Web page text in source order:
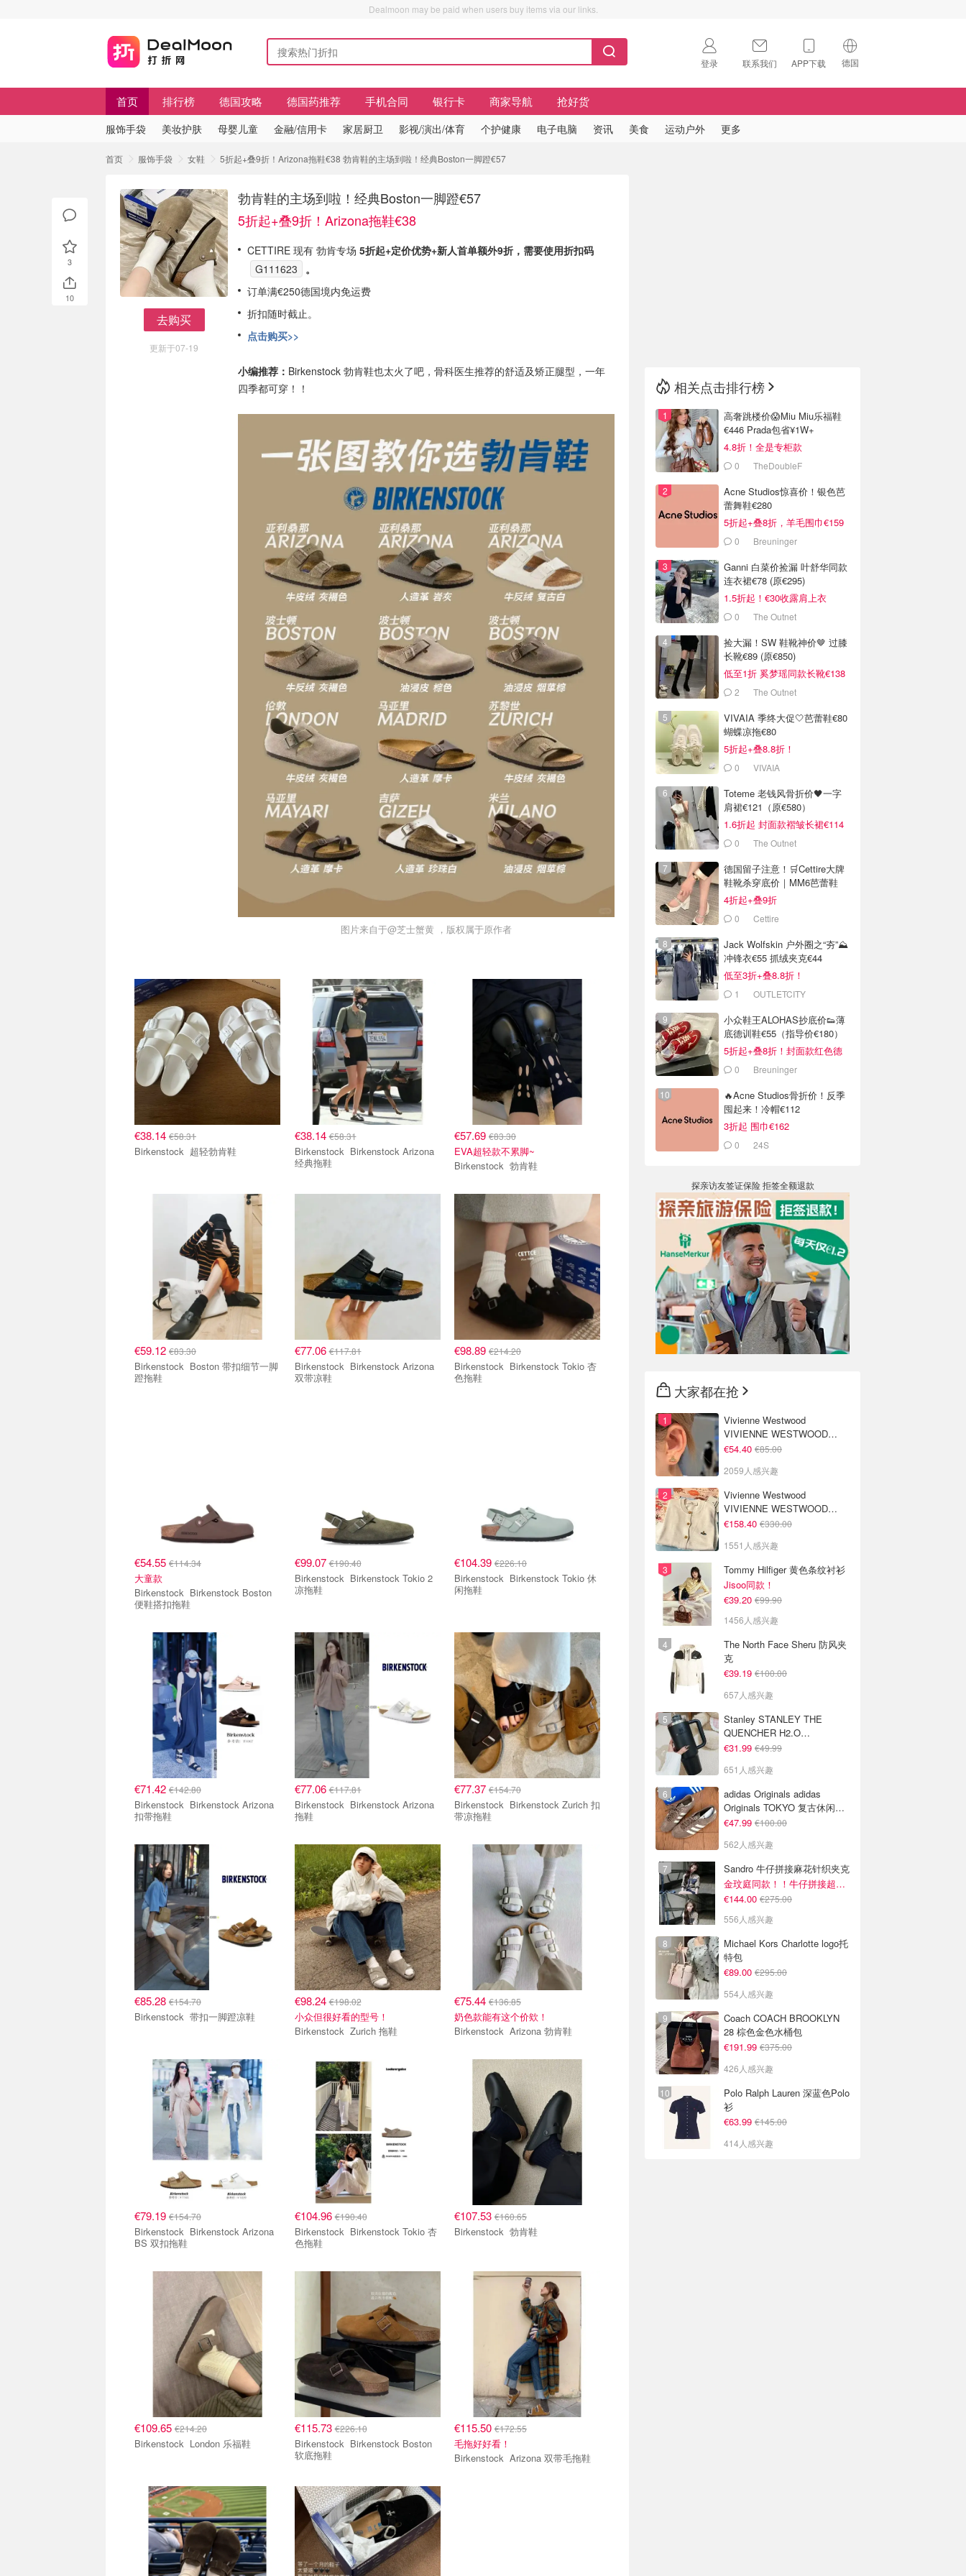
Dealmoon may be paid when users buy items via our links.
登录 联系我们 APP下载 德国
🇺🇸
首页 排行榜 德国攻略 德国药推荐 手机合同 银行卡 商家导航 抢好货
服饰手袋 美妆护肤 母婴儿童 金融/信用卡 家居厨卫 影视/演出/体育 个护健康 电子电脑 资讯 美食 运动户外 更多
首页 服饰手袋 女鞋 5折起+叠9折！Arizona拖鞋€38 勃肯鞋的主场到啦！经典Boston一脚蹬€57
去购买
更新于07-19
勃肯鞋的主场到啦！经典Boston一脚蹬€57
5折起+叠9折！Arizona拖鞋€38
CETTIRE 现有 勃肯专场 5折起+定价优势+新人首单额外9折，需要使用折扣码
G111623
。
订单满€250德国境内免运费
折扣随时截止。
点击购买>>
小编推荐： Birkenstock 勃肯鞋也太火了吧，骨科医生推荐的舒适及矫正腿型，一年
四季都可穿！！
图片来自于@芝士蟹黄 ，版权属于原作者
€38.14 €58.31
Birkenstock 超轻勃肯鞋
€38.14€58.31
Birkenstock Birkenstock Arizona
经典拖鞋
€57.69 €83.30
EVA超轻款不累脚~
Birkenstock 勃肯鞋
€59.12 €83.30
Birkenstock Boston 带扣细节一脚
蹬拖鞋
€77.06€117.81
Birkenstock Birkenstock Arizona
双带凉鞋
€98.89 €214.20
Birkenstock Birkenstock Tokio 杏
色拖鞋
€54.55 €114.34
大童款
Birkenstock Birkenstock Boston
便鞋搭扣拖鞋
€99.07€190.40
Birkenstock Birkenstock Tokio 2
凉拖鞋
€104.39 €226.10
Birkenstock Birkenstock Tokio 休
闲拖鞋
€71.42 €142.80
Birkenstock Birkenstock Arizona
扣带拖鞋
€77.06€117.81
Birkenstock Birkenstock Arizona
拖鞋
€77.37 €154.70
Birkenstock Birkenstock Zurich 扣
带凉拖鞋
€85.28 €154.70
Birkenstock 带扣一脚蹬凉鞋
€98.24€198.02
小众但很好看的型号！
Birkenstock Zurich 拖鞋
€75.44 €136.85
奶色款能有这个价欸！
Birkenstock Arizona 勃肯鞋
€79.19 €154.70
Birkenstock Birkenstock Arizona
BS 双扣拖鞋
€104.96€190.40
Birkenstock Birkenstock Tokio 杏
色拖鞋
€107.53 €160.65
Birkenstock 勃肯鞋
€109.65 €214.20
Birkenstock London 乐福鞋
€115.73€226.10
Birkenstock Birkenstock Boston
软底拖鞋
€115.50 €172.55
毛拖好好看！
Birkenstock Arizona 双带毛拖鞋
3
10
相关点击排行榜
高奢跳楼价😱Miu Miu乐福鞋
€446 Prada包省¥1W+
4.8折！全是专柜款
0 TheDoubleF
Acne Studios惊喜价！银色芭
蕾舞鞋€280
5折起+叠8折，羊毛围巾€159
0 Breuninger
Ganni 白菜价捡漏 叶舒华同款
连衣裙€78 (原€295)
1.5折起！€30收露肩上衣
0 The Outnet
捡大漏！SW 鞋靴神价🤎 过膝
长靴€89 (原€850)
低至1折 奚梦瑶同款长靴€138
2 The Outnet
VIVAIA 季终大促🤍芭蕾鞋€80
蝴蝶凉拖€80
5折起+叠8.8折！
0 VIVAIA
Toteme 老钱风骨折价🖤一字
肩裙€121（原€580）
1.6折起 封面款褶皱长裙€114
0 The Outnet
德国留子注意！🛒Cettire大牌
鞋靴杀穿底价｜MM6芭蕾鞋
€132
4折起+叠9折
0 Cettire
Jack Wolfskin 户外圈之“夯”⛰️
冲锋衣€55 抓绒夹克€44
低至3折+叠8.8折！
1
OUTLETCITY
小众鞋王ALOHAS抄底价👟薄
底德训鞋€55（指导价€180）
5折起+叠8折！封面款红色德
训鞋€63
0 Breuninger
🔥Acne Studios骨折价！反季
囤起来！冷帽€112
3折起 围巾€162
0 24S
探亲访友签证保险 拒签全额退款
大家都在抢
Vivienne Westwood
VIVIENNE WESTWOOD
Nano Solitaire 耳环
€54.40 €85.00
2059人感兴趣
Vivienne Westwood
VIVIENNE WESTWOOD
'Bea' 短款开衫
€158.40 €330.00
1551人感兴趣
Tommy Hilfiger 黄色条纹衬衫
Jisoo同款！
€39.20 €99.90
1456人感兴趣
The North Face Sheru 防风夹
克
€39.19 €100.00
657人感兴趣
Stanley STANLEY THE
QUENCHER H2.O
FLOWSTATE 保温杯 1.18L 黑
€31.99 €49.99
651人感兴趣
adidas Originals adidas
Originals TOKYO 复古休闲鞋
深棕色
€47.99 €100.00
562人感兴趣
Sandro 牛仔拼接麻花针织夹克
金玟庭同款！！牛仔拼接超有层次感
€144.00 €275.00
556人感兴趣
Michael Kors Charlotte logo托
特包
€89.00 €295.00
554人感兴趣
Coach COACH BROOKLYN
28 棕色金色水桶包
€191.99 €375.00
426人感兴趣
Polo Ralph Lauren 深蓝色Polo
衫
€63.99 €145.00
414人感兴趣